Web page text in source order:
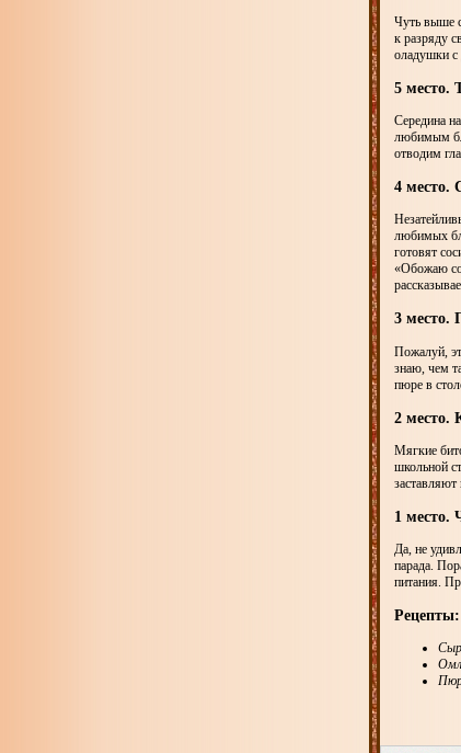
Чуть выше
к разряду
оладушки с
5 место.
Середина
любимым
отводим
4 место.
любимых
готовят
«Обожаю
3 место.
Пожалуй,
знаю, чем
пюре в
2 место.
Мягкие
школьной
заставляют
1 место.
Да, не
парада.
питания.
Рецепты: